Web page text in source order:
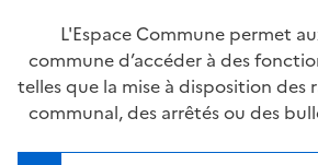
L'Espace Commune permet
commune d’accéder à des
telles que la mise à disposition des
communal, des arrêtés ou des